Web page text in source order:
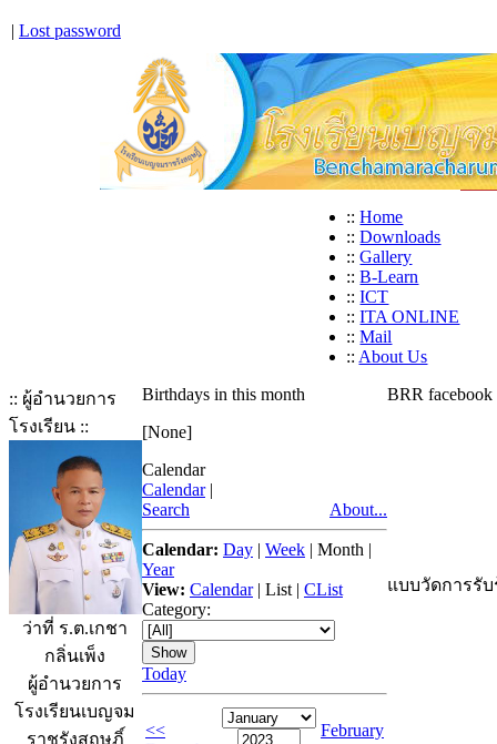
| Lost password
:: Home
:: Downloads
:: Gallery
:: B-Learn
:: ICT
:: ITA ONLINE
:: Mail
:: About Us
:: ผู้อำนวยการ
โรงเรียน ::
ว่าที่ ร.ต.เกชา
กลิ่นเพ็ง
ผู้อำนวยการ
โรงเรียนเบญจม
ราชรังสฤษฎิ์
Birthdays in this month
[None]
Calendar
Calendar |
Search
About...
Calendar: Day | Week | Month |
Year
View: Calendar| List | CList
Category:
Today
<<
February
BRR facebook
แบบวัดการรั